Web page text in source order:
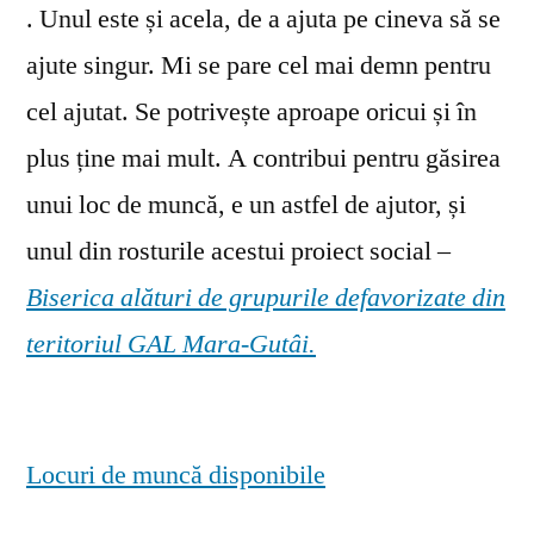
. Unul este și acela, de a ajuta pe cineva să se
ajute singur. Mi se pare cel mai demn pentru
cel ajutat. Se potrivește aproape oricui și în
plus ține mai mult. A contribui pentru găsirea
unui loc de muncă, e un astfel de ajutor, și
unul din rosturile acestui proiect social –
Biserica alături de grupurile defavorizate din
teritoriul GAL Mara-Gutâi.
Locuri de muncă disponibile